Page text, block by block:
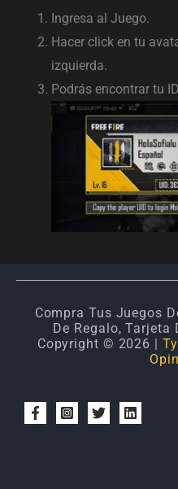
Ingresa al Juego.
Hacer click en tu
izquierda.
Podrás encontrar tu
Compra Tus Juegos
De Regalo, Tarjeta
Copyright © 2026 |